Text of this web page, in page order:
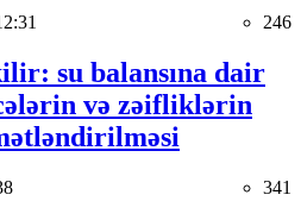
246
su balansına dair
və zəifliklərin
341